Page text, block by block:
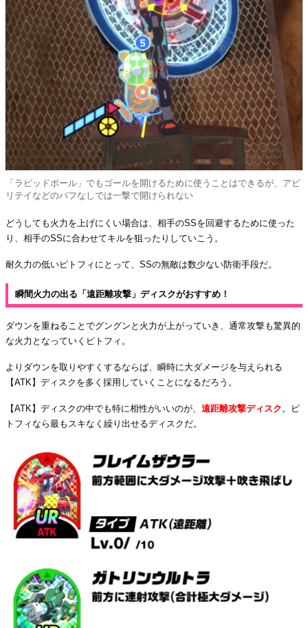
「ラピッドボール」でもゴールを開けるために使うことはできるが、アビ
リテイなどのバフなしでは一撃で開けられない
どうしても火力を上げにくい場合は、相手のSSを回避するために使った
り、相手のSSに合わせてキルを狙ったりしていこう。
耐久力の低いピトフィにとって、SSの無敵は数少ない防衛手段だ。
瞬間火力の出る「遠距離攻撃」ディスクがおすすめ！
ダウンを重ねることでグングンと火力が上がっていき、通常攻撃も驚異的
な火力となっていくピトフィ。
よりダウンを取りやすくするならば、瞬時に大ダメージを与えられる
【ATK】ディスクを多く採用していくことになるだろう。
【ATK】ディスクの中でも特に相性がいいのが、 遠距離攻撃ディスク。ピ
トフィなら最もスキなく繰り出せるディスクだ。